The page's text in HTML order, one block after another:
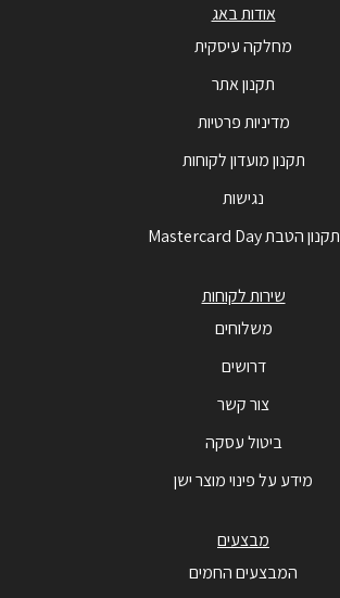
אודות באג
מחלקה עיסקית
תקנון אתר
מדיניות פרטיות
תקנון מועדון לקוחות
נגישות
תקנון הטבת Mastercard Day
שירות לקוחות
משלוחים
דרושים
צור קשר
ביטול עסקה
מידע על פינוי מוצר ישן
מבצעים
המבצעים החמים